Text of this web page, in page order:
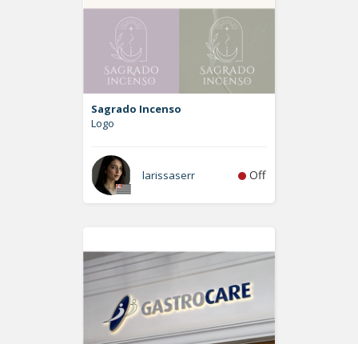
Sagrado Incenso
Logo
larissaserr Off